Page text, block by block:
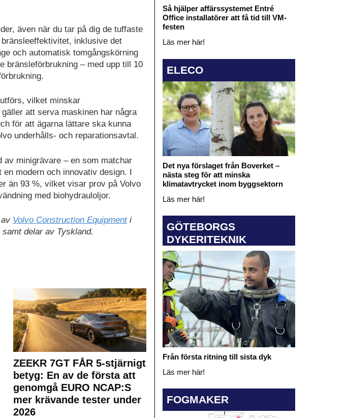
även när du tar på dig de tuffaste
inklusive det
och automatisk tomgångskörning
bränsleförbrukning – med upp till 10
vilket minskar
att serva maskinen har några
för att ägarna lättare ska kunna
underhålls- och reparationsavtal.
av minigrävare – en som matchar
modern och innovativ design. I
än 93 %, vilket visar prov på Volvo
med biohydrauloljor.
Volvo Construction Equipmenti
delar av Tyskland.
ZEEKR 7GT FÅR 5-stjärnigt
betyg: En av de första att
genomgå EURO NCAP:S
mer krävande tester under
2026
Så hjälper affärssystemet Entré
Office installatörer att få tid till VM-
festen
Läs mer här!
ELECO
Det nya förslaget från Boverket –
nästa steg för att minska
klimatavtrycket inom byggsektorn
Läs mer här!
GÖTEBORGS
DYKERITEKNIK
Från första ritning till sista dyk
Läs mer här!
FOGMAKER